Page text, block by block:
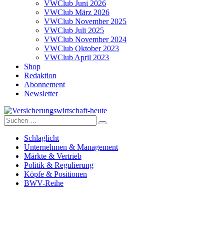
VWClub Juni 2026
VWClub März 2026
VWClub November 2025
VWClub Juli 2025
VWClub November 2024
VWClub Oktober 2023
VWClub April 2023
Shop
Redaktion
Abonnement
Newsletter
Versicherungswirtschaft-heute
Suche
nach:
Schlaglicht
Unternehmen & Management
Märkte & Vertrieb
Politik & Regulierung
Köpfe & Positionen
BWV-Reihe